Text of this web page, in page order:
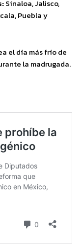
Sinaloa, Jalisco,
Puebla y
el día más frío de
la madrugada.